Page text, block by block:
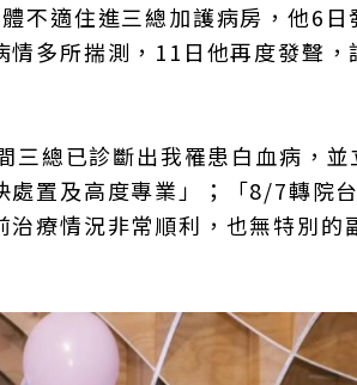
不適住進三總加護病房，他6日
多所揣測，11日他再度發聲，
總已診斷出我罹患白血病，並
置及高度專業」；「8/7轉院
療情況非常順利，也無特別的